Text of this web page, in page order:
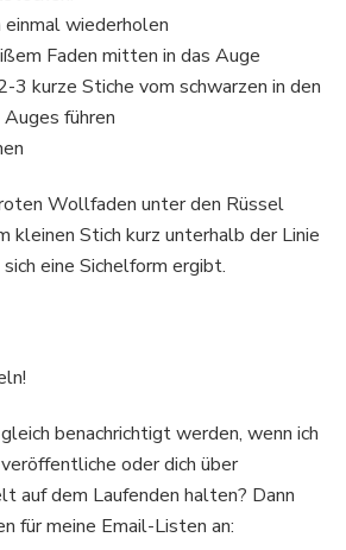
wiederholen
Faden mitten in das Auge
3 kurze Stiche vom schwarzen in den
führen
Wollfaden unter den Rüssel
kleinen Stich kurz unterhalb der Linie
eine Sichelform ergibt.
benachrichtigt werden, wenn ich
oder dich über
auf dem Laufenden halten? Dann
für meine Email-Listen an: